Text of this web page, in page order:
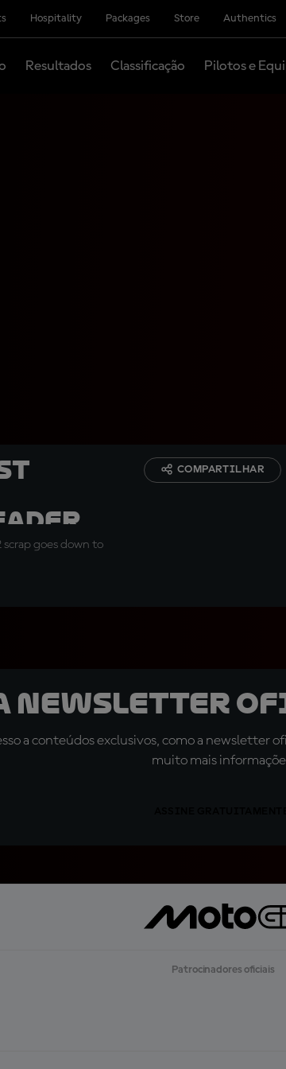
Hospitality Packages Store Authentics
Resultados Classificação Pilotos e
scrap goes down to
COMPARTILHAR
a newsletter
a conteúdos exclusivos, como a newsletter
muito mais
Patrocinadores oficiais